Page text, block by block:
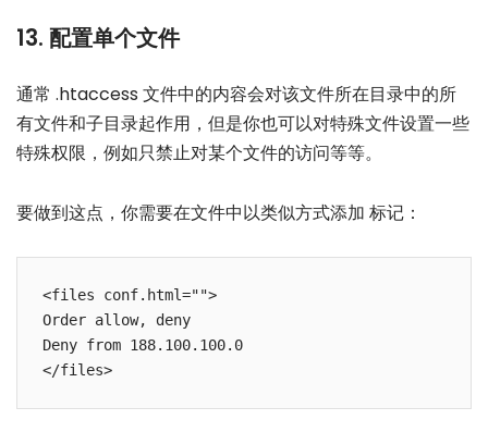
13. 配置单个文件
通常 .htaccess 文件中的内容会对该文件所在目录中的所
有文件和子目录起作用，但是你也可以对特殊文件设置一些
特殊权限，例如只禁止对某个文件的访问等等。
要做到这点，你需要在文件中以类似方式添加 标记：
<files conf.html="">
Order allow, deny
Deny from 188.100.100.0